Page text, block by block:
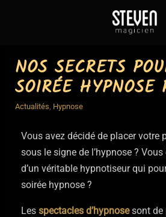
NOS SECRETS
SOIRÉE HYPNOSE
Actualités Hypnose
Vous avez décidé de placer votre
sous le signe de l’hypnose ?
d’un véritable hypnotiseur qui
soirée hypnose ?
Les spectacles d’hypnosesont de